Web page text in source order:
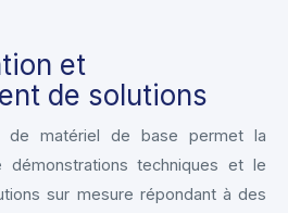
et
de solutions
de matériel de base permet la
démonstrations techniques et le
sur mesure répondant à des